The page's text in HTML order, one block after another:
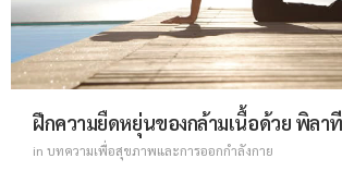
ฝึกความยืดหยุ่นของกล้ามเนื้อด้วย พิลา
in บทความเพื่อสุขภาพและการออกกำลังกาย